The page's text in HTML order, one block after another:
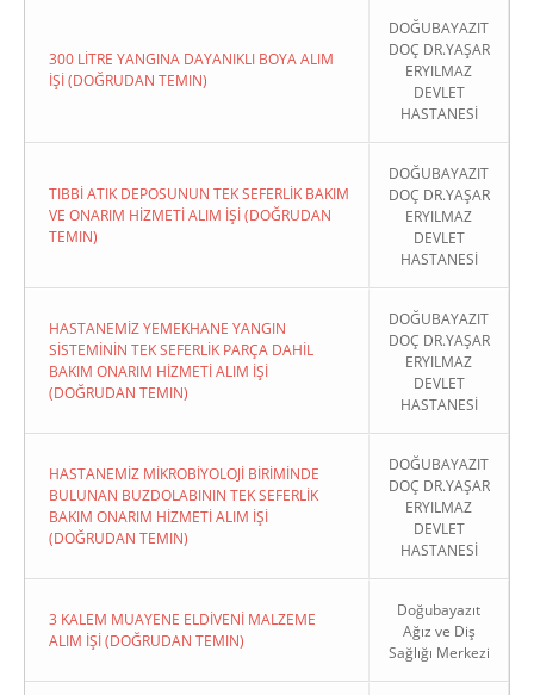
300 LİTRE YANGINA DAYANIKLI BOYA ALIM
İŞİ (DOĞRUDAN TEMIN)
DOĞUBAYAZIT
DOÇ DR.YAŞAR
ERYILMAZ
DEVLET
HASTANESİ
TIBBİ ATIK DEPOSUNUN TEK SEFERLİK BAKIM
VE ONARIM HİZMETİ ALIM İŞİ (DOĞRUDAN
TEMIN)
DOĞUBAYAZIT
DOÇ DR.YAŞAR
ERYILMAZ
DEVLET
HASTANESİ
HASTANEMİZ YEMEKHANE YANGIN
SİSTEMİNİN TEK SEFERLİK PARÇA DAHİL
BAKIM ONARIM HİZMETİ ALIM İŞİ
(DOĞRUDAN TEMIN)
DOĞUBAYAZIT
DOÇ DR.YAŞAR
ERYILMAZ
DEVLET
HASTANESİ
HASTANEMİZ MİKROBİYOLOJİ BİRİMİNDE
BULUNAN BUZDOLABININ TEK SEFERLİK
BAKIM ONARIM HİZMETİ ALIM İŞİ
(DOĞRUDAN TEMIN)
DOĞUBAYAZIT
DOÇ DR.YAŞAR
ERYILMAZ
DEVLET
HASTANESİ
3 KALEM MUAYENE ELDİVENİ MALZEME
ALIM İŞİ (DOĞRUDAN TEMIN)
Doğubayazıt
Ağız ve Diş
Sağlığı Merkezi